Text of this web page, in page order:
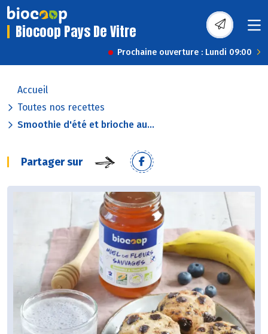
Biocoop Pays De Vitre
Prochaine ouverture : Lundi 09:00
Accueil
Toutes nos recettes
Smoothie d'été et brioche au...
Partager sur